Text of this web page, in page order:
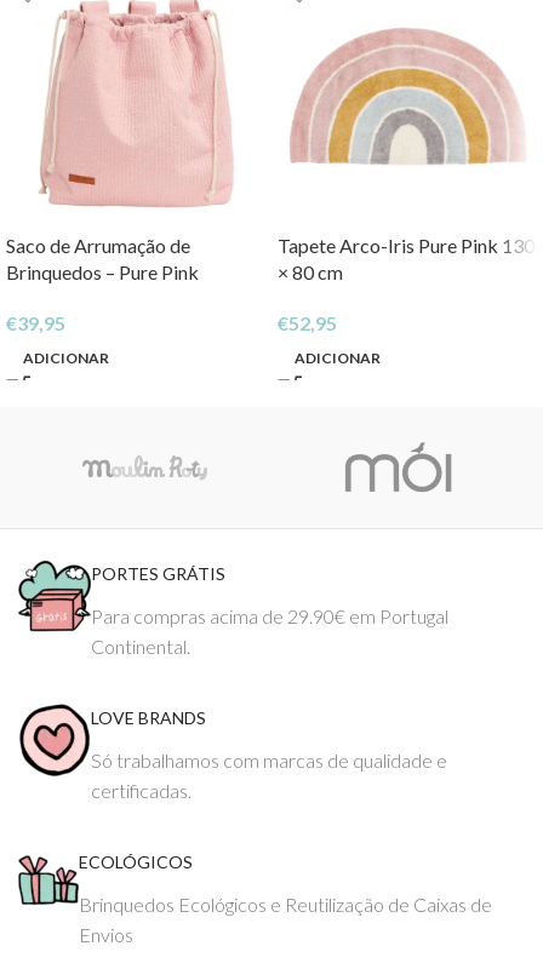
Saco de Arrumação de
Brinquedos – Pure Pink
€39,95
ADICIONAR
Tapete Arco-Iris Pure Pink 130
× 80 cm
€52,95
ADICIONAR
PORTES GRÁTIS
Para compras acima de 29.90€ em Portugal
Continental.
LOVE BRANDS
Só trabalhamos com marcas de qualidade e
certificadas.
ECOLÓGICOS
Brinquedos Ecológicos e Reutilização de Caixas de
Envios